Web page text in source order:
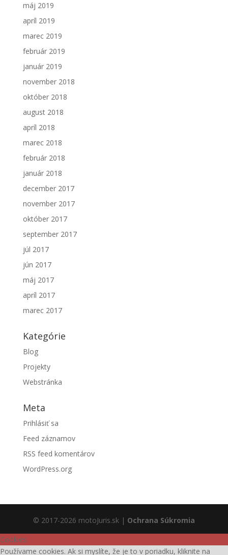
máj 2019
apríl 2019
marec 2019
február 2019
január 2019
november 2018
október 2018
august 2018
apríl 2018
marec 2018
február 2018
január 2018
december 2017
november 2017
október 2017
september 2017
júl 2017
jún 2017
máj 2017
apríl 2017
marec 2017
Kategórie
Blog
Projekty
Webstránka
Meta
Prihlásiť sa
Feed záznamov
RSS feed komentárov
WordPress.org
© 2017-2026 motoJuris.sk | Ochrana Súkromia
Cookies
Používame cookies. Ak si myslíte, že je to v poriadku, kliknite na